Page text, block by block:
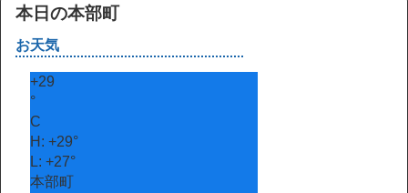
本日の本部町
お天気
+29
°
C
H: +29°
L: +27°
本部町